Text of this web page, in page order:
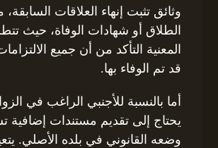
وثائق تثبت إنهاء العلاقات
الطلاق أو شهادات الوفاة، حيث
المعنية التأكد من أن جميع
قد تم الوفاء بها.
أما بالنسبة للأجنبي الراغب في
يحتاج إلى تقديم مستندات إضافية
وضعه القانوني في بلده الأصلي.